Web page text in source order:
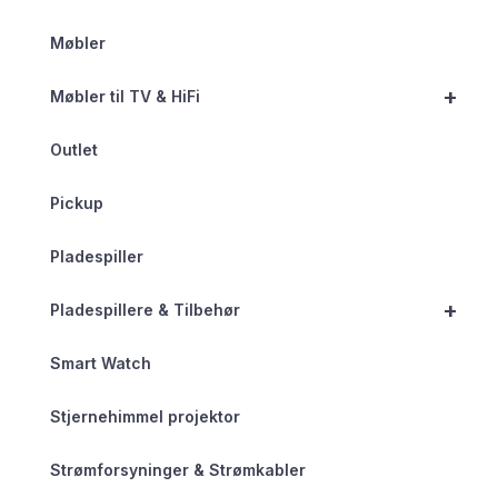
Møbler
+
Møbler til TV & HiFi
Outlet
Pickup
Pladespiller
+
Pladespillere & Tilbehør
Smart Watch
Stjernehimmel projektor
Strømforsyninger & Strømkabler